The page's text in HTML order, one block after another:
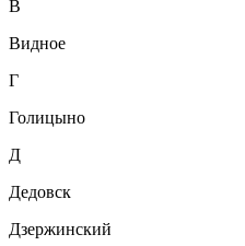
В
Видное
Г
Голицыно
Д
Дедовск
Дзержинский